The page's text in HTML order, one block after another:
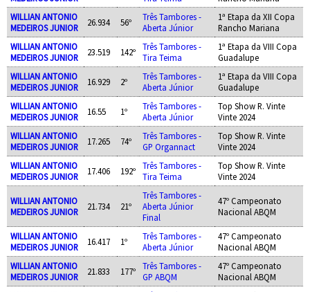
WILLIAN ANTONIO
MEDEIROS JUNIOR
26.934 56º
Três Tambores -
Aberta Júnior
1ª Etapa da XII Copa
Rancho Mariana
WILLIAN ANTONIO
MEDEIROS JUNIOR
23.519 142º
Três Tambores -
Tira Teima
1ª Etapa da VIII Copa
Guadalupe
WILLIAN ANTONIO
MEDEIROS JUNIOR
16.929 2º
Três Tambores -
Aberta Júnior
1ª Etapa da VIII Copa
Guadalupe
WILLIAN ANTONIO
MEDEIROS JUNIOR
16.55 1º
Três Tambores -
Aberta Júnior
Top Show R. Vinte
Vinte 2024
WILLIAN ANTONIO
MEDEIROS JUNIOR
17.265 74º
Três Tambores -
GP Organnact
Top Show R. Vinte
Vinte 2024
WILLIAN ANTONIO
MEDEIROS JUNIOR
17.406 192º
Três Tambores -
Tira Teima
Top Show R. Vinte
Vinte 2024
WILLIAN ANTONIO
MEDEIROS JUNIOR
21.734 21º
Três Tambores -
Aberta Júnior
Final
47º Campeonato
Nacional ABQM
WILLIAN ANTONIO
MEDEIROS JUNIOR
16.417 1º
Três Tambores -
Aberta Júnior
47º Campeonato
Nacional ABQM
WILLIAN ANTONIO
MEDEIROS JUNIOR
21.833 177º
Três Tambores -
GP ABQM
47º Campeonato
Nacional ABQM